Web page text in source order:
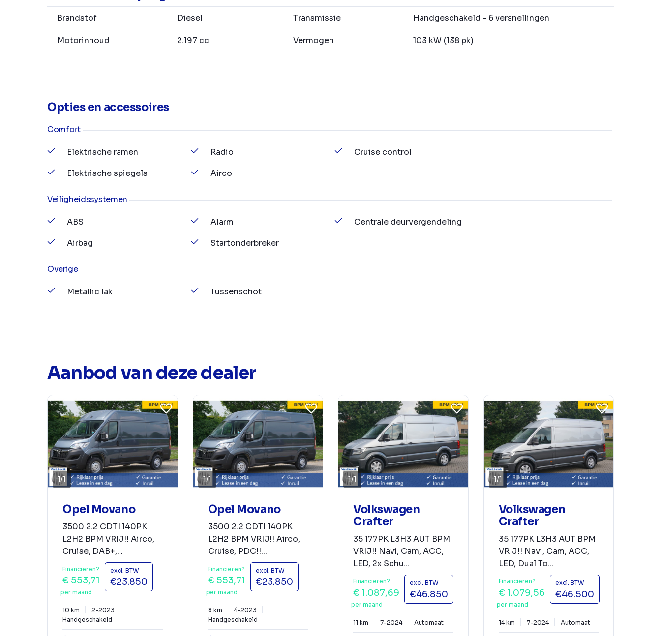
Brandstof Diesel Transmissie Handgeschakeld - 6 versnellingen
Motorinhoud 2.197 cc Vermogen 103 kW (138 pk)
Opties en accessoires
Comfort
Elektrische ramen
Elektrische spiegels
Radio
Airco
Cruise control
Veiligheidssystemen
ABS
Airbag
Alarm
Startonderbreker
Centrale deurvergendeling
Overige
Metallic lak Tussenschot
Aanbod van deze dealer
1/1
Opel Movano
3500 2.2 CDTI 140PK
L2H2 BPM VRIJ!! Airco,
Cruise, DAB+,...
Financieren?
€ 553,71
per maand
excl. BTW
€23.850
10 km
2-2023
Handgeschakeld
1/1
Opel Movano
3500 2.2 CDTI 140PK
L2H2 BPM VRIJ!! Airco,
Cruise, PDC!!...
Financieren?
€ 553,71
per maand
excl. BTW
€23.850
8 km
4-2023
Handgeschakeld
1/1
Volkswagen
Crafter
35 177PK L3H3 AUT BPM
VRIJ!! Navi, Cam, ACC,
LED, 2x Schu...
Financieren?
€ 1.087,69
per maand
excl. BTW
€46.850
11 km 7-2024 Automaat
1/1
Volkswagen
Crafter
35 177PK L3H3 AUT BPM
VRIJ!! Navi, Cam, ACC,
LED, Dual To...
Financieren?
€ 1.079,56
per maand
excl. BTW
€46.500
14 km 7-2024 Automaat